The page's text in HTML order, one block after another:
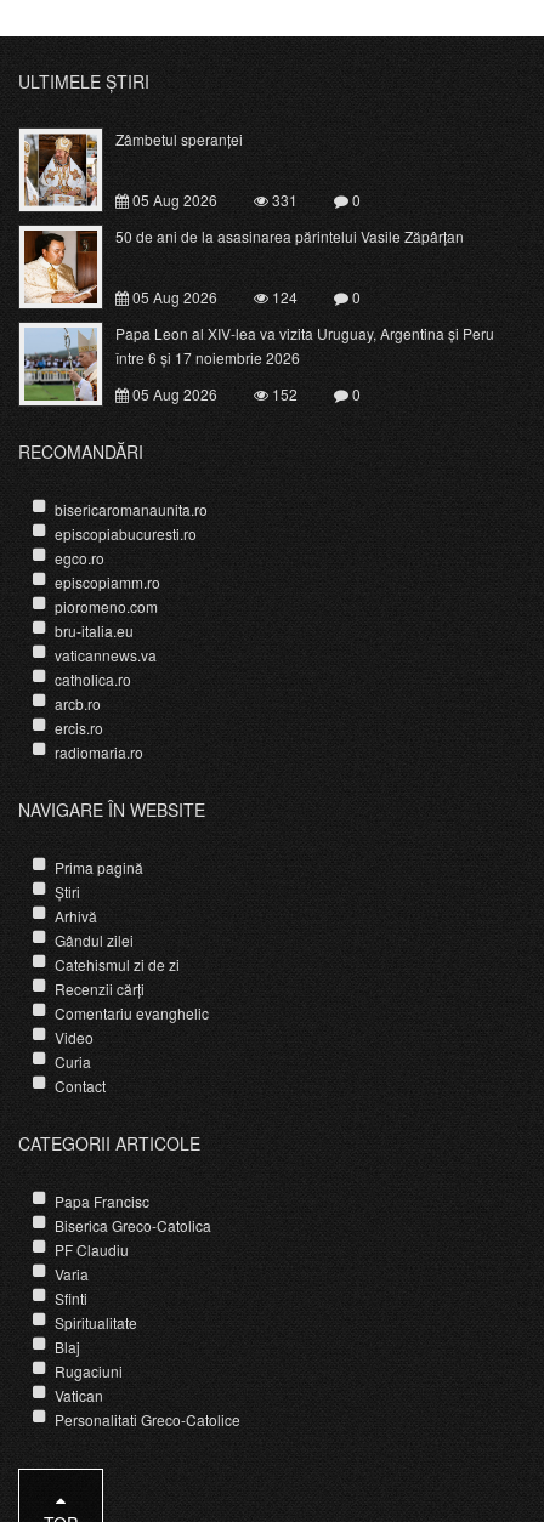
ULTIMELE ȘTIRI
Zâmbetul speranței
05 Aug 2026 331
0
50 de ani de la asasinarea părintelui Vasile Zăpârțan
05 Aug 2026 124
0
Papa Leon al XIV-lea va vizita Uruguay, Argentina și Peru
între 6 și 17 noiembrie 2026
05 Aug 2026
152 0
RECOMANDĂRI
bisericaromanaunita.ro
episcopiabucuresti.ro
egco.ro
episcopiamm.ro
pioromeno.com
bru-italia.eu
vaticannews.va
catholica.ro
arcb.ro
ercis.ro
radiomaria.ro
NAVIGARE ÎN WEBSITE
Prima pagină
Știri
Arhivă
Gândul zilei
Catehismul zi de zi
Recenzii cărți
Comentariu evanghelic
Video
Curia
Contact
CATEGORII ARTICOLE
Papa Francisc
Biserica Greco-Catolica
PF Claudiu
Varia
Sfinti
Spiritualitate
Blaj
Rugaciuni
Vatican
Personalitati Greco-Catolice